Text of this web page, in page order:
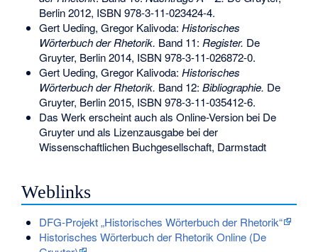
Berlin 2012, ISBN 978-3-11-023424-4.
Gert Ueding, Gregor Kalivoda: Historisches
Wörterbuch der Rhetorik. Band 11: Register. De
Gruyter, Berlin 2014, ISBN 978-3-11-026872-0.
Gert Ueding, Gregor Kalivoda: Historisches
Wörterbuch der Rhetorik. Band 12: Bibliographie. De
Gruyter, Berlin 2015, ISBN 978-3-11-035412-6.
Das Werk erscheint auch als Online-Version bei De
Gruyter und als Lizenzausgabe bei der
Wissenschaftlichen Buchgesellschaft, Darmstadt
Weblinks
DFG-Projekt „Historisches Wörterbuch der Rhetorik“
Historisches Wörterbuch der Rhetorik Online (De